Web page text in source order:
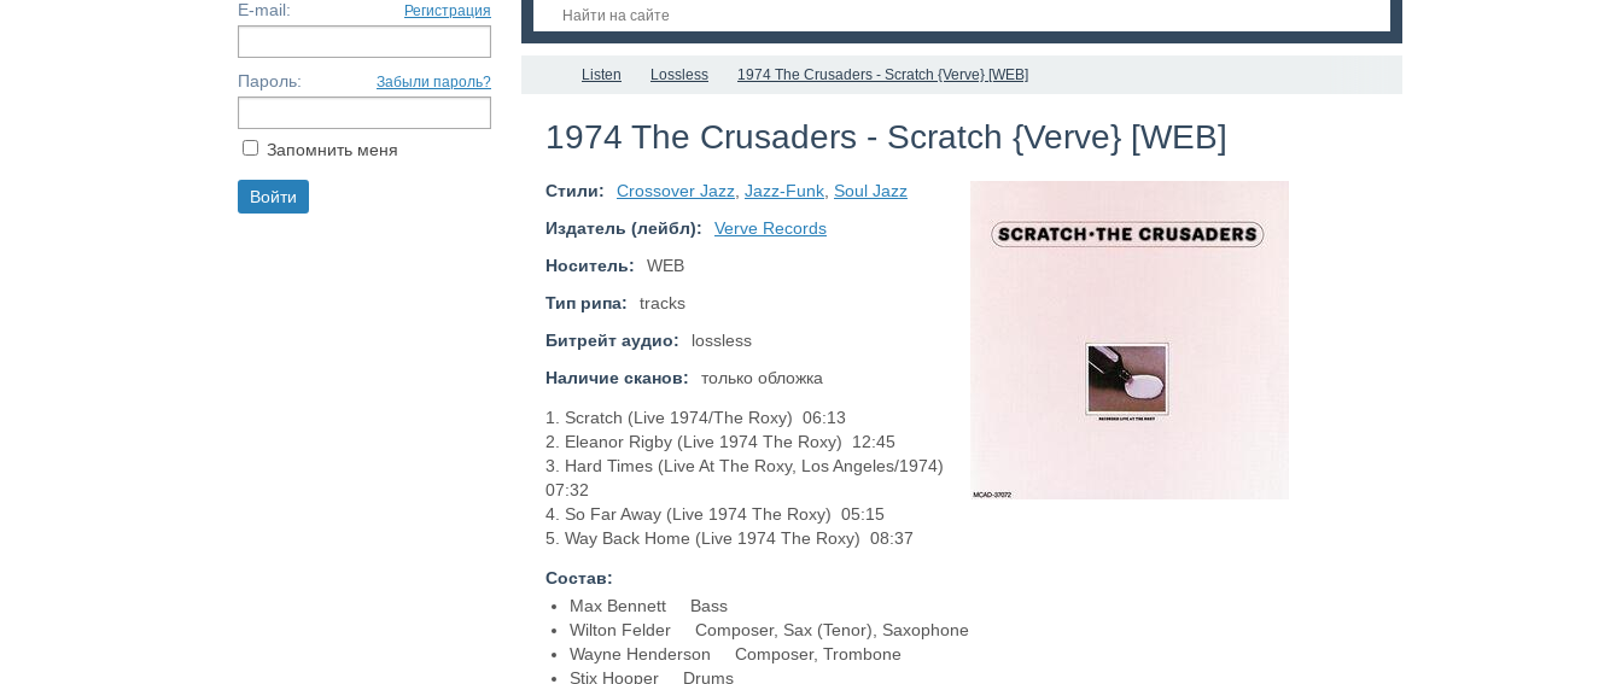
Listen Lossless 1974 The Crusaders - Scratch {Verve} [WEB]
1974 The Crusaders - Scratch {Verve} [WEB]
Стили: Crossover Jazz Jazz-Funk Soul Jazz
Издатель (лейбл):
Verve Records
Носитель:
WEB
Тип рипа:
tracks
Битрейт аудио:
lossless
Наличие сканов:
только обложка
1. Scratch (Live 1974/The Roxy) 06:13
2. Eleanor Rigby (Live 1974 The Roxy) 12:45
3. Hard Times (Live At The Roxy, Los Angeles/1974)
07:32
4. So Far Away (Live 1974 The Roxy) 05:15
5. Way Back Home (Live 1974 The Roxy) 08:37
Состав:
Max Bennett Bass
Wilton Felder Composer, Sax (Tenor), Saxophone
Wayne Henderson Composer, Trombone
Stix Hooper Drums
E-mail: Регистрация
Пароль: Забыли пароль?
Запомнить меня